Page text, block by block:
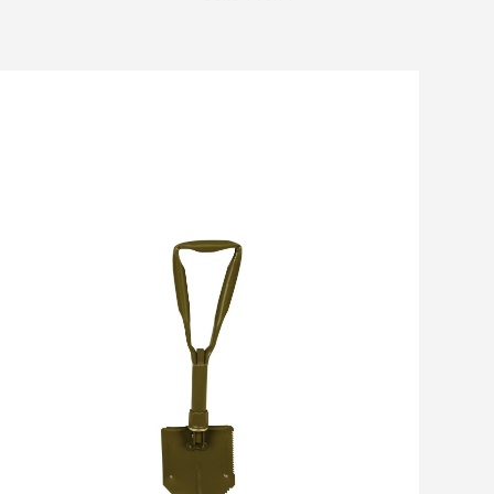
können Sie die Schaufel problemlos bei Ihren Outdoor-
Abenteuern mitnehmen.
Eine hochwertige Schaufel ist auch unter
schwierigen Bedingungen zuverlässig. Ob Sie in schwerem
Boden graben oder Schnee und Eis entfernen, eine gute
Schaufel wird sich nicht verbiegen, brechen oder versagen.
Das gibt Ihnen Vertrauen und Sicherheit bei Ihren Outdoor-
Wenn Sie in eine hochwertige Schaufel investieren, können
Sie diese Vorteile nutzen und sicherstellen, dass Sie bei Ihren
Outdoor-Abenteuern auf alle möglichen Situationen gut